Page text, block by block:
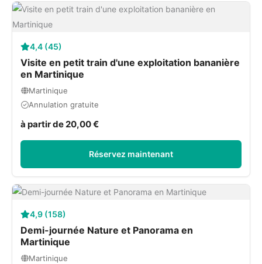
4,4 (45)
Visite en petit train d'une exploitation bananière
en Martinique
Martinique
Annulation gratuite
à partir de 20,00 €
Réservez maintenant
4,9 (158)
Demi-journée Nature et Panorama en
Martinique
Martinique